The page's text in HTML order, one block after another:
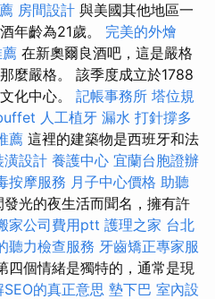
房間設計 與美國其他地區一
年齡為21歲。 完美的外燴
在新奧爾良酒吧，這是嚴格
麼嚴格。 該季度成立於1788
化中心。 記帳事務所 塔位規
人工植牙 漏水 打針撐多
薦 這裡的建築物是西班牙和法
潢設計 養護中心 宜蘭台胞證辦
按摩服務 月子中心價格 助聽
光的夜生活而聞名，擁有許
家公司費用ptt 護理之家 台北
聽力檢查服務 牙齒矯正專家服
四個情緒是獨特的，通常是現
SEO的真正意思 墊下巴 室內設